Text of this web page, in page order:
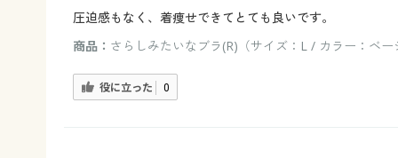
圧迫感もなく、着痩せできてとても良いです。
商品： さらしみたいなブラ(R)（サイズ：L / カラー：ベー
役に立った 0